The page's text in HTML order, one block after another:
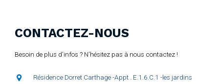
CONTACTEZ-NOUS
Besoin de plus d’infos ? N’hésitez pas à nous contactez !
Résidence Dorret Carthage -Appt . E.1.6.C.1 -les jardins